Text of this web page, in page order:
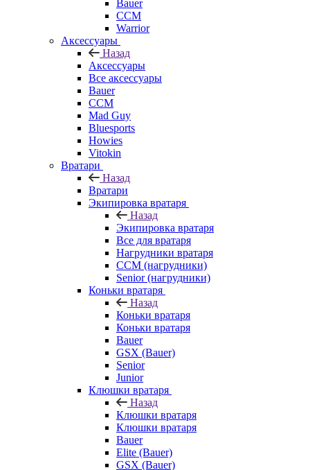
Bauer
CCM
Warrior
Аксессуары
Назад
Аксессуары
Все аксессуары
Bauer
CCM
Mad Guy
Bluesports
Howies
Vitokin
Вратари
Назад
Вратари
Экипировка вратаря
Назад
Экипировка вратаря
Все для вратаря
Нагрудники вратаря
CCM (нагрудники)
Senior (нагрудники)
Коньки вратаря
Назад
Коньки вратаря
Коньки вратаря
Bauer
GSX (Bauer)
Senior
Junior
Клюшки вратаря
Назад
Клюшки вратаря
Клюшки вратаря
Bauer
Elite (Bauer)
GSX (Bauer)